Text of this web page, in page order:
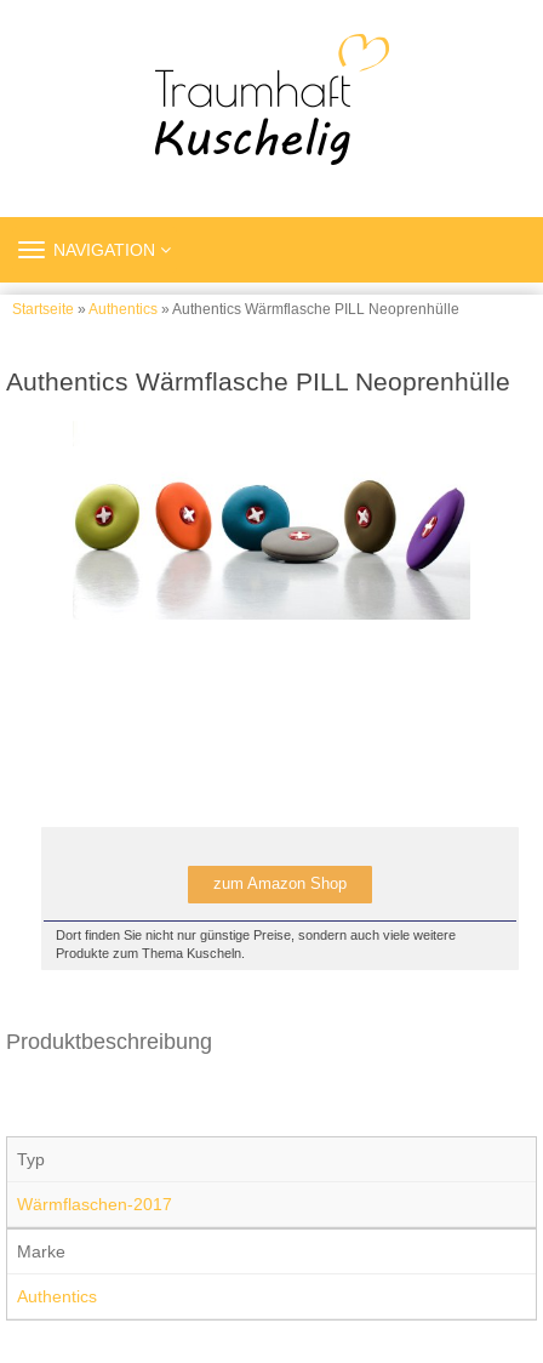
TOGGLE
NAVIGATION
Startseite » Authentics » Authentics Wärmflasche PILL Neoprenhülle
Authentics Wärmflasche PILL Neoprenhülle
zum Amazon Shop
Dort finden Sie nicht nur günstige Preise, sondern auch viele weitere
Produkte zum Thema Kuscheln.
Produktbeschreibung
Typ
Wärmflaschen-2017
Marke
Authentics